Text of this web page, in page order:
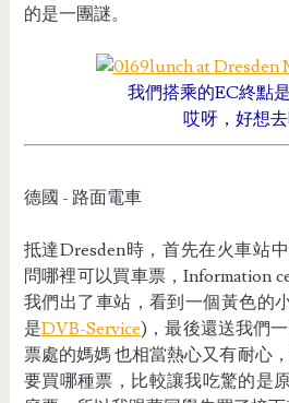
的是一團謎。
我們搭乘的EC終點
哎呀，好想
德國 - 路面電車
抵達Dresden時，首先在火車站
問哪裡可以買車票，Information
我們出了車站，看到一個黃色的
是DVB-Service)，最後還送我們
票處的媽媽 也相當熱心又有耐心
要買哪種票，比較讓我吃驚的是